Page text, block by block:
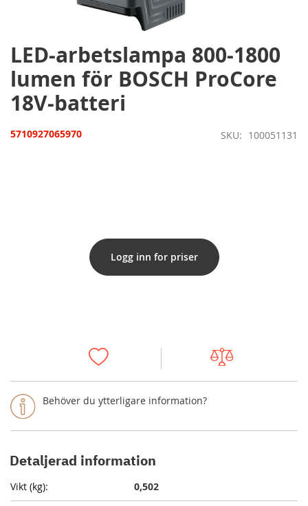
LED-arbetslampa 800-1800
lumen för BOSCH ProCore
18V-batteri
Behöver du ytterligare information?
5710927065970 SKU 100051131
Logg inn for priser
Detaljerad information
0,502